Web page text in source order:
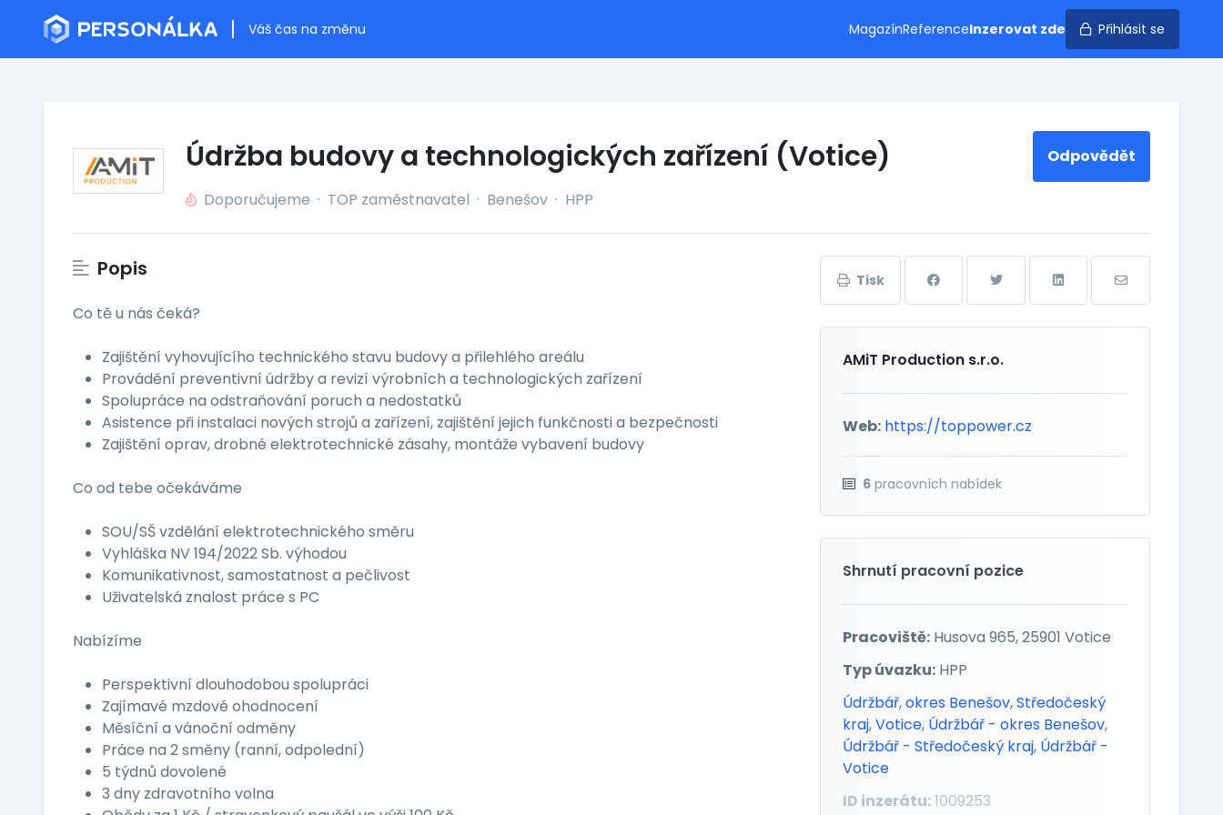
Váš čas na změnu MagazínReferenceInzerovat zde Přihlásit se
Údržba budovy a technologických zařízení (Votice) Odpovědět
Doporučujeme · TOP zaměstnavatel · Benešov · HPP
Popis
Co tě u nás čeká?
Zajištění vyhovujícího technického stavu budovy a přilehlého areálu
Provádění preventivní údržby a revizí výrobních a technologických zařízení
Spolupráce na odstraňování poruch a nedostatků
Asistence při instalaci nových strojů a zařízení, zajištění jejich funkčnosti a bezpečnosti
Zajištění oprav, drobné elektrotechnické zásahy, montáže vybavení budovy
Co od tebe očekáváme
SOU/SŠ vzdělání elektrotechnického směru
Vyhláška NV 194/2022 Sb. výhodou
Komunikativnost, samostatnost a pečlivost
Uživatelská znalost práce s PC
Nabízíme
Perspektivní dlouhodobou spolupráci
Zajímavé mzdové ohodnocení
Měsíční a vánoční odměny
Práce na 2 směny (ranní, odpolední)
5 týdnů dovolené
3 dny zdravotního volna
Tisk
AMiT Production s.r.o.
Web: https://toppower.cz
6 pracovních nabídek
Shrnutí pracovní pozice
Pracoviště: Husova 965, 25901 Votice
Typ úvazku: HPP
Údržbář,okres Benešov,Středočeský
kraj,Votice, Údržbář - okres Benešov,
Údržbář - Středočeský kraj, Údržbář -
Votice
ID inzerátu:1009253